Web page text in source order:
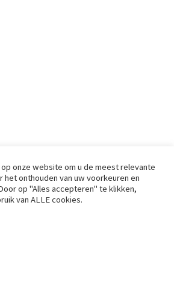
onze website om u de meest relevante
onthouden van uw voorkeuren en
op "Alles accepteren" te klikken,
van ALLE cookies.